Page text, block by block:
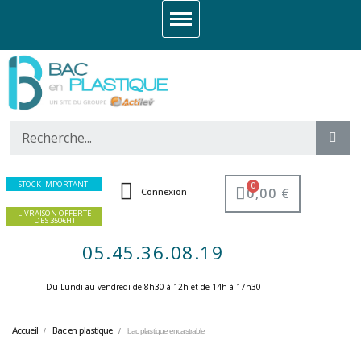
STOCK IMPORTANT
LIVRAISON OFFERTE
DES 350€HT
Connexion 0,00 €
05.45.36.08.19
Du Lundi au vendredi de 8h30 à 12h et de 14h à 17h30 ​
Accueil Bac en plastique bac plastique encastrable